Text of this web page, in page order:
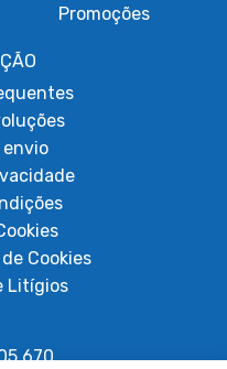
Promoções
envio
Cookies
Litígios
670